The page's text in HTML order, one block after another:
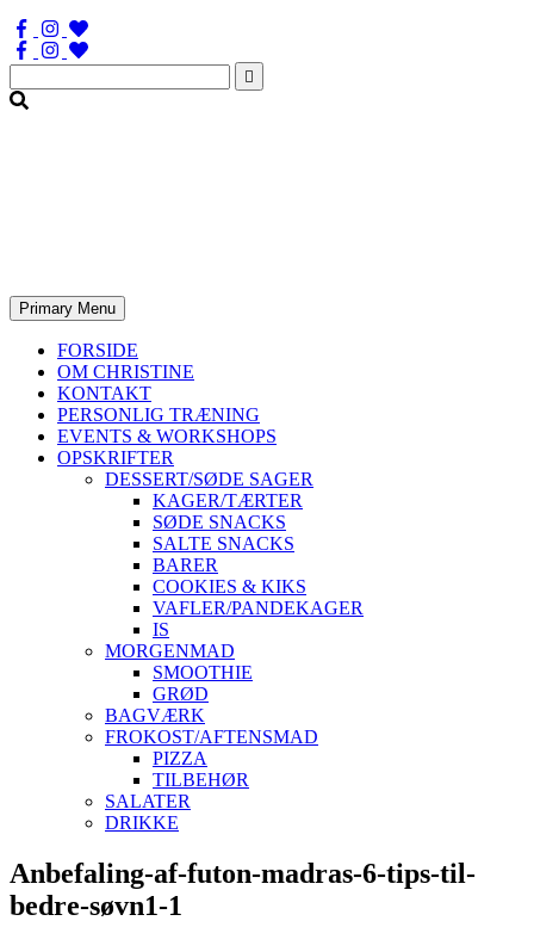
Søg
efter:
Primary Menu
FORSIDE
OM CHRISTINE
KONTAKT
PERSONLIG TRÆNING
EVENTS & WORKSHOPS
OPSKRIFTER
DESSERT/SØDE SAGER
KAGER/TÆRTER
SØDE SNACKS
SALTE SNACKS
BARER
COOKIES & KIKS
VAFLER/PANDEKAGER
IS
MORGENMAD
SMOOTHIE
GRØD
BAGVÆRK
FROKOST/AFTENSMAD
PIZZA
TILBEHØR
SALATER
DRIKKE
Skip
to
content
Anbefaling-af-futon-madras-6-tips-til-
bedre-søvn1-1